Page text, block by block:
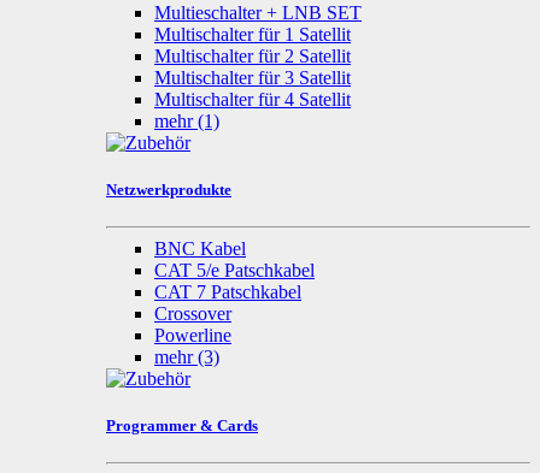
Multieschalter + LNB SET
Multischalter für 1 Satellit
Multischalter für 2 Satellit
Multischalter für 3 Satellit
Multischalter für 4 Satellit
mehr(1)
Netzwerkprodukte
BNC Kabel
CAT 5/e Patschkabel
CAT 7 Patschkabel
Crossover
Powerline
mehr(3)
Programmer & Cards